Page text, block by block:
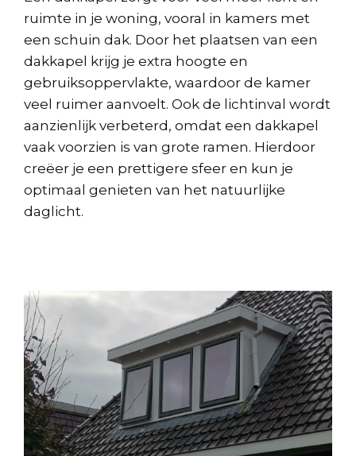
ruimte in je woning, vooral in kamers met
een schuin dak. Door het plaatsen van een
dakkapel krijg je extra hoogte en
gebruiksoppervlakte, waardoor de kamer
veel ruimer aanvoelt. Ook de lichtinval wordt
aanzienlijk verbeterd, omdat een dakkapel
vaak voorzien is van grote ramen. Hierdoor
creëer je een prettigere sfeer en kun je
optimaal genieten van het natuurlijke
daglicht.